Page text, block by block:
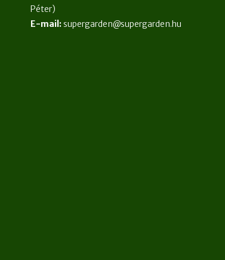
Péter)
E-mail: supergarden@supergarden.hu